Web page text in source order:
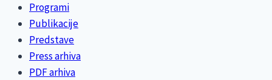
Programi
Publikacije
Predstave
Press arhiva
PDF arhiva